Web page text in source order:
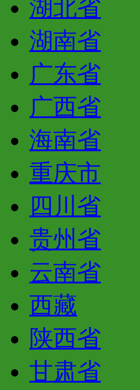
湖北省
湖南省
广东省
广西省
海南省
重庆市
四川省
贵州省
云南省
西藏
陕西省
甘肃省